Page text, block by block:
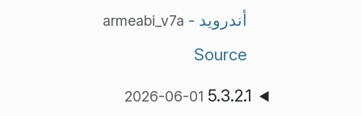
أندرويد - armeabi_v7a
Source
5.3.2.1
2026-06-01